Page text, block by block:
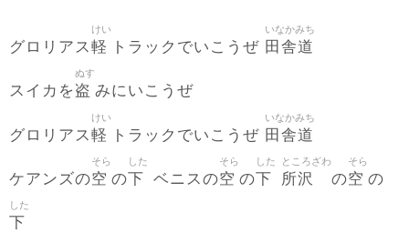
グロリアス軽
けい
トラックでいこうぜ 田舎道
いなかみち
スイカを盗
ぬす
みにいこうぜ
グロリアス軽
けい
トラックでいこうぜ 田舎道
いなかみち
ケアンズの空
そら
の下
した
ベニスの空
そら
の下
した
所沢
ところざわ
の空
そら
の
下
した